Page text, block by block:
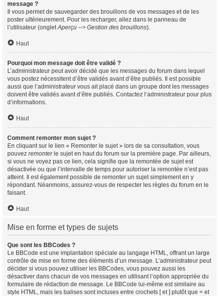
message ?
Il vous permet de sauvegarder des brouillons de vos messages et de les
poster ultérieurement. Pour les recharger, allez dans le panneau de
l’utilisateur (ongletAperçu --> Gestion des brouillons).
Haut
Pourquoi mon message doit être validé ?
L’administrateur peut avoir décidé que les messages du forum dans lequel
vous postez nécessitent d’être validés avant d’être publiés. Il est possible
aussi que l’administrateur vous ait placé dans un groupe dont les messages
doivent être validés avant d’être publiés. Contactez l’administrateur pour plus
d’informations.
Haut
Comment remonter mon sujet ?
En cliquant sur le lien « Remonter le sujet » lors de sa consultation, vous
pouvez remonterle sujet en haut du forum sur la première page. Par ailleurs,
si vous ne voyez pas ce lien, cela signifie que la remontée de sujet est
désactivée ou que l’intervalle de temps pour autoriser la remontée n’est pas
atteint. Il est également possible de remonter un sujet simplement en y
répondant. Néanmoins, assurez-vous de respecter les règles du forum en le
faisant.
Haut
Mise en forme et types de sujets
Que sont les BBCodes ?
Le BBCode est une implantation spéciale au langage HTML, offrant un large
contrôle de mise en forme des éléments d’un message. L’administrateur peut
décider si vous pouvez utiliser les BBCodes, vous pouvez aussi les
désactiver dans chacun de vos messages en utilisant l’option appropriée du
formulaire de rédaction de message. Le BBCode lui-même est similaire au
style HTML, mais les balises sont incluses entre crochets [ et ] plutôt que < et